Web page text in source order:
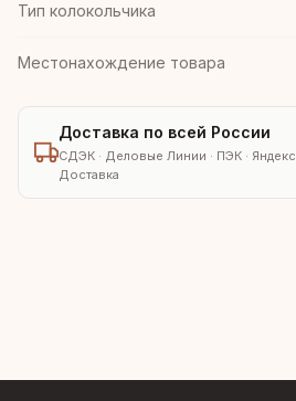
Тип колокольчика
Местонахождение товара
Доставка по всей России
СДЭК · Деловые Линии · ПЭК · Яндекс
Доставка